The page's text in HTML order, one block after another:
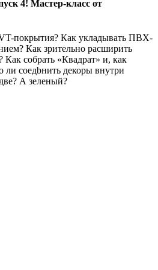
4! Мастер-класс от
покрытия? Как укладывать ПВХ-
Как зрительно расширить
Как собрать «Квадрат» и, как
соедbнить декоры внутри
А зеленый?